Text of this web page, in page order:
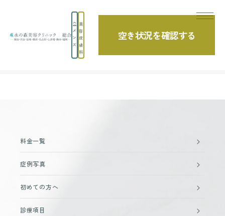
メ
ン
ズ
美
容
皮
膚
科
空き状況を確認する
料金一覧
症例写真
初めての方へ
診療項目